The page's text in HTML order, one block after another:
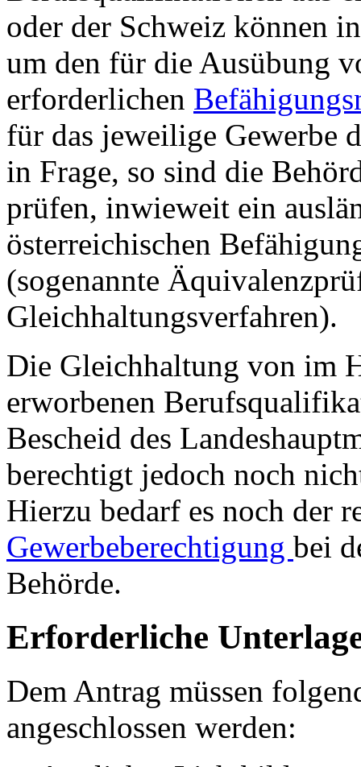
oder der Schweiz können
um den für die Ausübung
erforderlichen
für das jeweilige Gewerbe
in Frage, so sind die
prüfen, inwieweit ein
österreichischen
(sogenannte
Gleichhaltungsverfahren).
Die Gleichhaltung von im
erworbenen
Bescheid des
berechtigt jedoch noch
Hierzu bedarf es noch der
Gewerbeberechtigung bei
Behörde.
Erforderliche
Dem Antrag müssen
angeschlossen werden: